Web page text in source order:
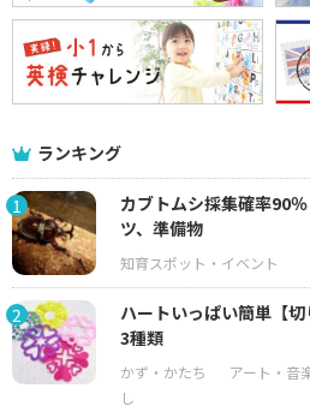
ランキング
1
カブトムシ採集確率90
ツ、準備物
2
ハートいっぱい簡単【
3種類